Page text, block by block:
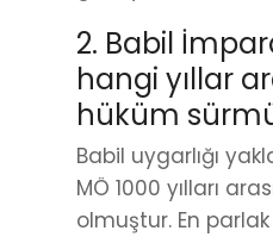
2. Babil
hangi yıllar
hüküm
Babil uygarlığı
MÖ 1000 yılları
olmuştur. En